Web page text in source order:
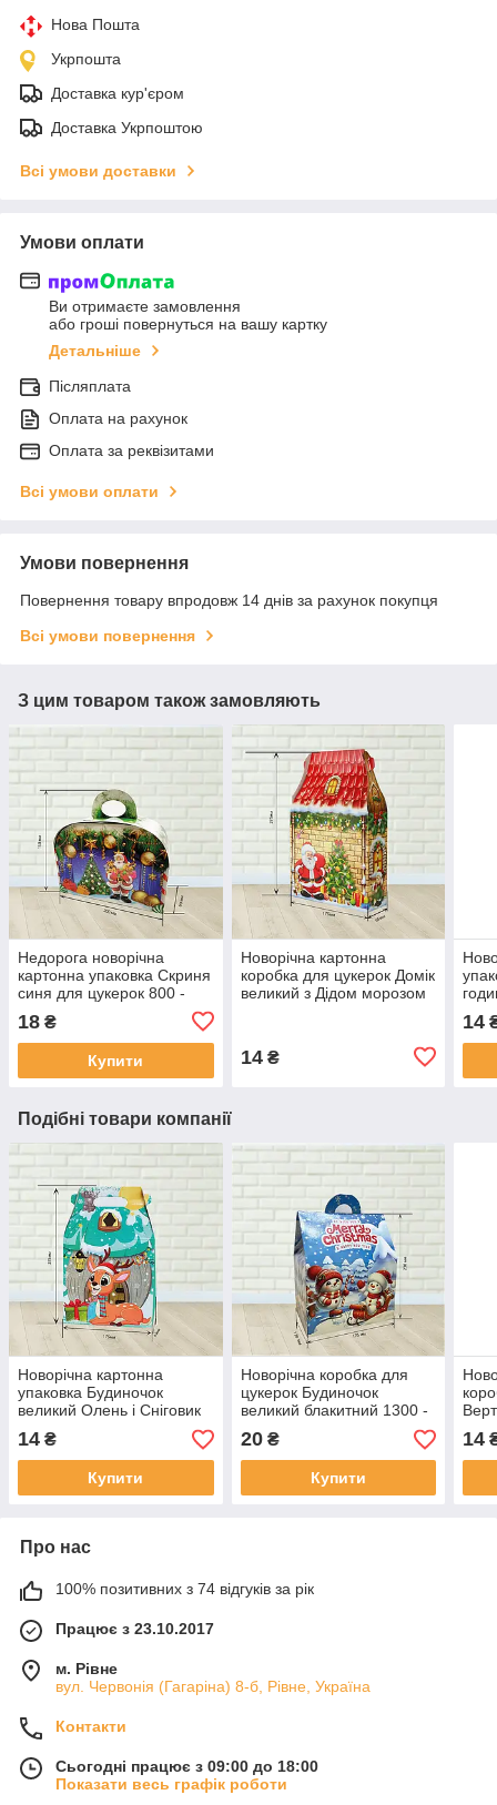
Нова Пошта
Укрпошта
Доставка кур'єром
Доставка Укрпоштою
Всі умови доставки
Умови оплати
Ви отримаєте замовлення
або гроші повернуться на вашу картку
Детальніше
Післяплата
Оплата на рахунок
Оплата за реквізитами
Всі умови оплати
Умови повернення
Повернення товару впродовж 14 днів за рахунок покупця
Всі умови повернення
З цим товаром також замовляють
Недорога новорічна
картонна упаковка Скриня
синя для цукерок 800 -
18 ₴
Купити
Новорічна картонна
коробка для цукерок Домік
великий з Дідом морозом
14₴
14
Подібні товари компанії
Новорічна картонна
упаковка Будиночок
великий Олень і Сніговик
бірюзовий 600-700 г. Н9
14 ₴
Купити
Новорічна коробка для
цукерок Будиночок
великий блакитний 1300 -
1500 г. Н34_2
20₴
Купити
14
Про нас
100% позитивних з 74 відгуків за рік
Працює з 23.10.2017
м. Рівне
вул. Червонія (Гагаріна) 8-б, Рівне, Україна
Контакти
Сьогодні працює з 09:00 до 18:00
Показати весь графік роботи